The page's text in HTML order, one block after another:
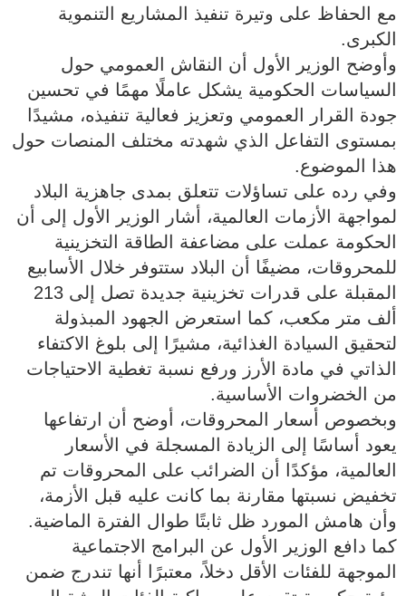
مع الحفاظ على وتيرة تنفيذ المشاريع التنموية
الكبرى.
وأوضح الوزير الأول أن النقاش العمومي حول
السياسات الحكومية يشكل عاملًا مهمًا في تحسين
جودة القرار العمومي وتعزيز فعالية تنفيذه، مشيدًا
بمستوى التفاعل الذي شهدته مختلف المنصات حول
هذا الموضوع.
وفي رده على تساؤلات تتعلق بمدى جاهزية البلاد
لمواجهة الأزمات العالمية، أشار الوزير الأول إلى أن
الحكومة عملت على مضاعفة الطاقة التخزينية
للمحروقات، مضيفًا أن البلاد ستتوفر خلال الأسابيع
المقبلة على قدرات تخزينية جديدة تصل إلى 213
ألف متر مكعب، كما استعرض الجهود المبذولة
لتحقيق السيادة الغذائية، مشيرًا إلى بلوغ الاكتفاء
الذاتي في مادة الأرز ورفع نسبة تغطية الاحتياجات
من الخضروات الأساسية.
وبخصوص أسعار المحروقات، أوضح أن ارتفاعها
يعود أساسًا إلى الزيادة المسجلة في الأسعار
العالمية، مؤكدًا أن الضرائب على المحروقات تم
تخفيض نسبتها مقارنة بما كانت عليه قبل الأزمة،
وأن هامش المورد ظل ثابتًا طوال الفترة الماضية.
كما دافع الوزير الأول عن البرامج الاجتماعية
الموجهة للفئات الأقل دخلاً، معتبرًا أنها تندرج ضمن